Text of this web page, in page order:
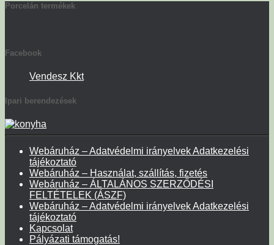
Porcelán termékek
Facebook
Vendesz Kkt
Ipari berendezések
Webáruház – Adatvédelmi irányelvek Adatkezelési
tájékoztató
Webáruház – Használat, szállítás, fizetés
Webáruház – ÁLTALÁNOS SZERZŐDÉSI
FELTÉTELEK (ÁSZF)
Webáruház – Adatvédelmi irányelvek Adatkezelési
tájékoztató
Kapcsolat
Pályázati támogatás!